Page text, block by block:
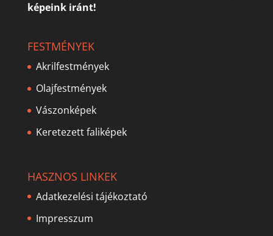
képeink iránt!
FESTMÉNYEK
Akrilfestmények
Olajfestmények
Vászonképek
Keretezett faliképek
HASZNOS LINKEK
Adatkezelési tájékoztató
Impresszum